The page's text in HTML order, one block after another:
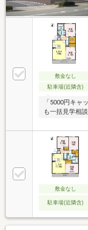
敷金なし
駐車場(近隣含)
「5000円キャ
も一括見学相
敷金なし
駐車場(近隣含)